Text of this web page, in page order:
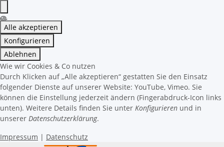
Alle akzeptieren
Konfigurieren
Ablehnen
Wie wir Cookies & Co nutzen
Durch Klicken auf „Alle akzeptieren“ gestatten Sie den Einsatz
folgender Dienste auf unserer Website: YouTube, Vimeo. Sie
können die Einstellung jederzeit ändern (Fingerabdruck-Icon links
unten). Weitere Details finden Sie unter Konfigurieren und in
unserer Datenschutzerklärung.
Impressum | Datenschutz